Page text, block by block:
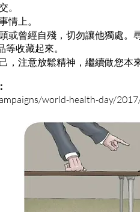
。
情上。
或曾經自殘，切勿讓他獨處
收藏起來。
，注意放鬆精神，繼續做您本
world-health-day/